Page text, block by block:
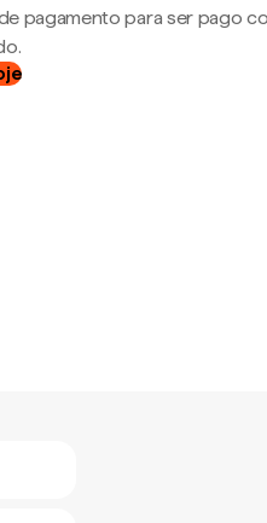
pagamento para ser pago